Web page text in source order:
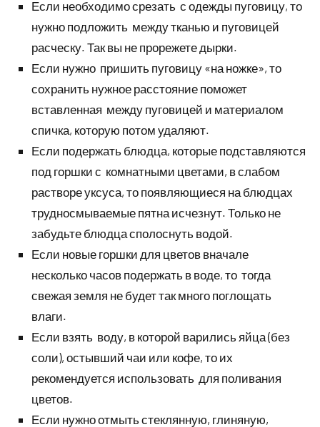
Если необходимо срезать с одежды пуговицу, то
нужно подложить между тканью и пуговицей
расческу. Так вы не прорежете дырки.
Если нужно пришить пуговицу «на ножке», то
сохранить нужное расстояние поможет
вставленная между пуговицей и материалом
спичка, которую потом удаляют.
Если подержать блюдца, которые подставляются
под горшки с комнатными цветами, в слабом
растворе уксуса, то появляющиеся на блюдцах
трудносмываемые пятна исчезнут. Только не
забудьте блюдца сполоснуть водой.
Если новые горшки для цветов вначале
несколько часов подержать в воде, то тогда
свежая земля не будет так много поглощать
влаги.
Если взять воду, в которой варились яйца (без
соли), остывший чаи или кофе, то их
рекомендуется использовать для поливания
цветов.
Если нужно отмыть стеклянную, глиняную,